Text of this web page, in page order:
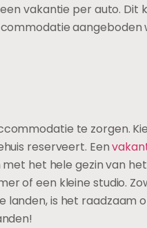
vakantie per auto. Dit
aangeboden
te zorgen.
reserveert. Een
het hele gezin van
of een kleine studio.
landen, is het raadzaam